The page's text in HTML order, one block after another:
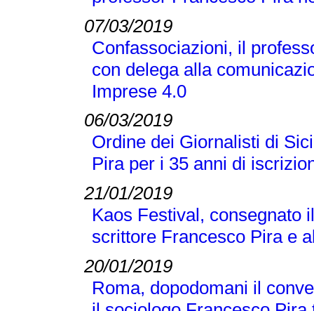
07/03/2019
Confassociazioni, il
con delega alla
Imprese 4.0
06/03/2019
Ordine dei Giornalisti di
Pira per i 35 anni di
21/01/2019
Kaos Festival, consegnato
scrittore Francesco Pira e
20/01/2019
Roma, dopodomani il